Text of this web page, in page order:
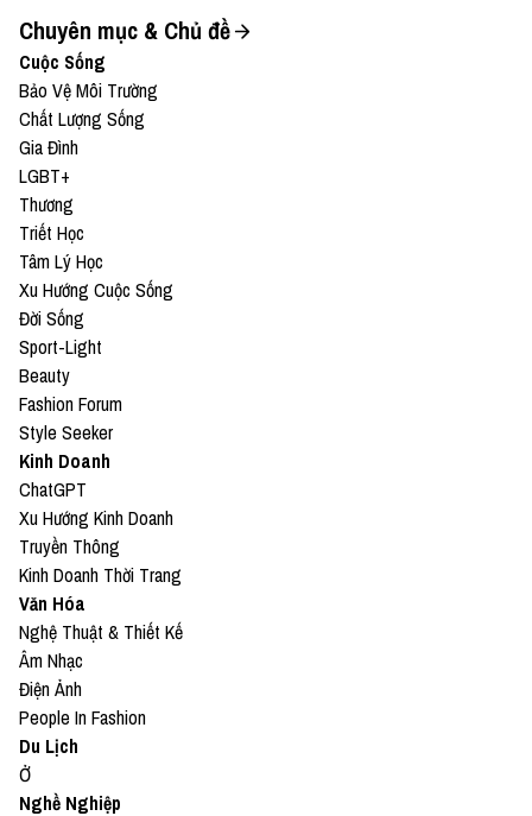
Chuyên mục & Chủ đề
Cuộc Sống
Bảo Vệ Môi Trường
Chất Lượng Sống
Gia Đình
LGBT+
Thương
Triết Học
Tâm Lý Học
Xu Hướng Cuộc Sống
Đời Sống
Sport-Light
Beauty
Fashion Forum
Style Seeker
Kinh Doanh
ChatGPT
Xu Hướng Kinh Doanh
Truyền Thông
Kinh Doanh Thời Trang
Văn Hóa
Nghệ Thuật & Thiết Kế
Âm Nhạc
Điện Ảnh
People In Fashion
Du Lịch
Ở
Nghề Nghiệp